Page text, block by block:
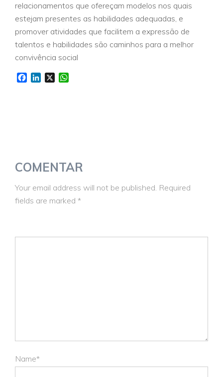
relacionamentos que ofereçam modelos nos quais
estejam presentes as habilidades adequadas, e
promover atividades que facilitem a expressão de
talentos e habilidades são caminhos para a melhor
convivência social
Facebook
LinkedIn
COMENTAR
Your email address will not be published. Required
fields are marked *
Name*